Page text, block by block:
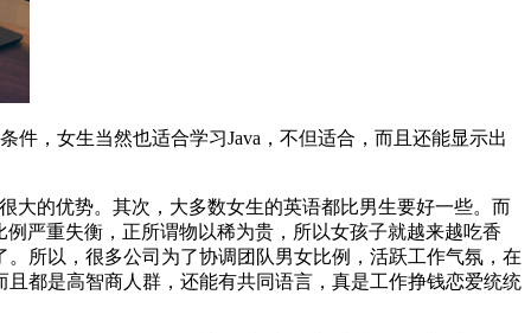
件，女生当然也适合学习Java，不但适合，而且还能显示出
大的优势。其次，大多数女生的英语都比男生要好一些。而
严重失衡，正所谓物以稀为贵，所以女孩子就越来越吃香
所以，很多公司为了协调团队男女比例，活跃工作气氛，在
都是高智商人群，还能有共同语言，真是工作挣钱恋爱统统